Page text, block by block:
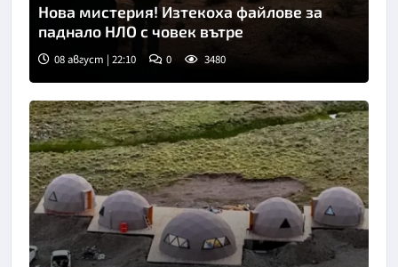
Нова мистерия! Изтекоха файлове за
паднало НЛО с човек вътре
08 август | 22:10 0 3480